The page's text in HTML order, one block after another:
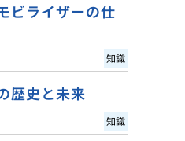
ビライザーの仕
知識
歴史と未来
知識